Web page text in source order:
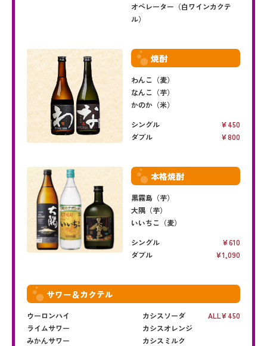
オペレーター（白ワインカクテ
ル）
焼酎
わんこ（麦）
なんこ（芋）
かのか（米）
シングル
450
ダブル
800
本格焼酎
黒霧島（芋）
大隅（芋）
いいちこ（麦）
シングル
610
ダブル
1,090
サワー＆カクテル
ウーロンハイ
ライムサワー
みかんサワー
カシスソーダ ALL
450
カシスオレンジ
カシスミルク